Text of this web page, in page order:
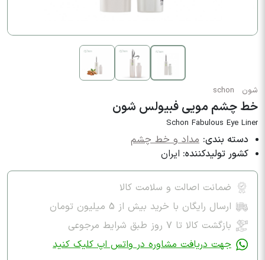
شون schon
‫خط چشم مویی فبیولس شون
Schon Fabulous Eye Liner
دسته بندی: مداد و خط چشم
کشور تولیدکننده: ایران
ضمانت اصالت و سلامت کالا
ارسال رایگان با خرید بیش از 5 میلیون تومان
بازگشت کالا تا ۷ روز طبق شرایط مرجوعی
جهت دریافت مشاوره در واتس اپ کلیک کنید